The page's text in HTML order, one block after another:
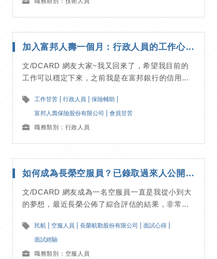
加入富邦人壽一個月：行政人員的工作心得分享｜工作甘苦談
文/DCARD 網友大家~我又回來了，希望我目前的
工作可以穩定下來，之前我是在富邦銀行的信用...
工作甘苦 行政人員 保險輔助
富邦人壽保險股份有限公司 會員甘苦
職務類別：行政人員
如何成為長榮空服員？已錄取過來人公開準備秘訣與面試流程｜面試經驗分享
文/DCARD 網友成為一名空服員一直是我從小到大
的夢想，最近長榮公佈了綜合評估的結果，非常...
民航 空服人員 長榮航勤股份有限公司 面試心得
面試經驗
職務類別：空服人員